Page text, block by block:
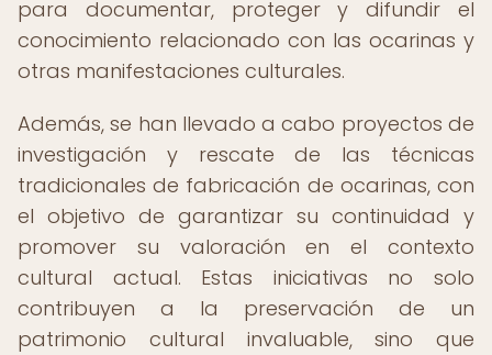
para documentar, proteger y difundir el
conocimiento relacionado con las ocarinas y
otras manifestaciones culturales.
Además, se han llevado a cabo proyectos de
investigación y rescate de las técnicas
tradicionales de fabricación de ocarinas, con
el objetivo de garantizar su continuidad y
promover su valoración en el contexto
cultural actual. Estas iniciativas no solo
contribuyen a la preservación de un
patrimonio cultural invaluable, sino que